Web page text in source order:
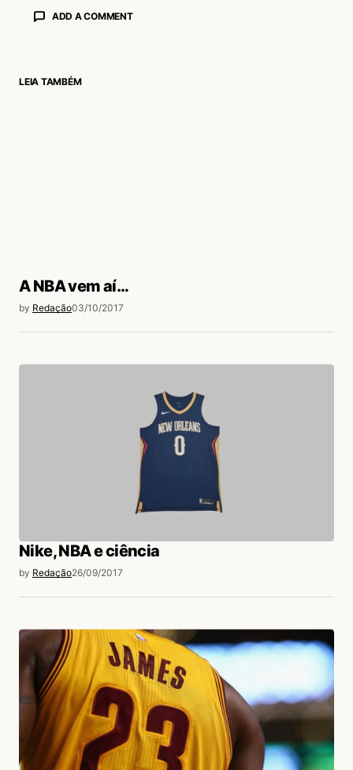
ADD A COMMENT
LEIA TAMBÉM
A NBA vem aí…
by Redação03/10/2017
Nike, NBA e ciência
by Redação26/09/2017